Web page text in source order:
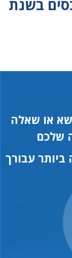
בשנת
או שאלה
שלכם
עבורך